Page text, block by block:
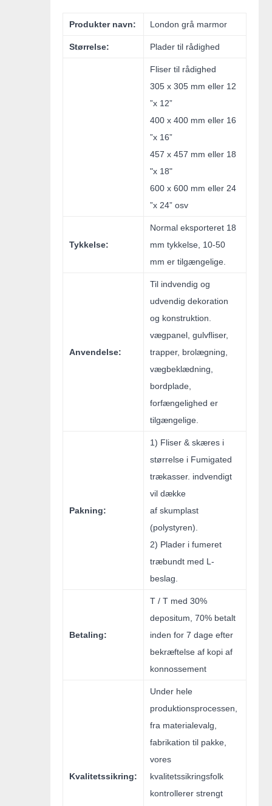
Produkter navn: London grå marmor
Størrelse: Plader til rådighed
Fliser til rådighed
305 x 305 mm eller 12
”x 12”
400 x 400 mm eller 16
”x 16”
457 x 457 mm eller 18
"x 18"
600 x 600 mm eller 24
”x 24” osv
Tykkelse:
Normal eksporteret 18
mm tykkelse, 10-50
mm er tilgængelige.
Anvendelse:
Til indvendig og
udvendig dekoration
og konstruktion.
vægpanel, gulvfliser,
trapper, brolægning,
vægbeklædning,
bordplade,
forfængelighed er
tilgængelige.
Pakning:
1) Fliser & skæres i
størrelse i Fumigated
trækasser. indvendigt
vil dække
af skumplast
(polystyren).
2) Plader i fumeret
træbundt med L-
beslag.
Betaling:
T / T med 30%
depositum, 70% betalt
inden for 7 dage efter
bekræftelse af kopi af
konnossement
Kvalitetssikring:
Under hele
produktionsprocessen,
fra materialevalg,
fabrikation til pakke,
vores
kvalitetssikringsfolk
kontrollerer strengt